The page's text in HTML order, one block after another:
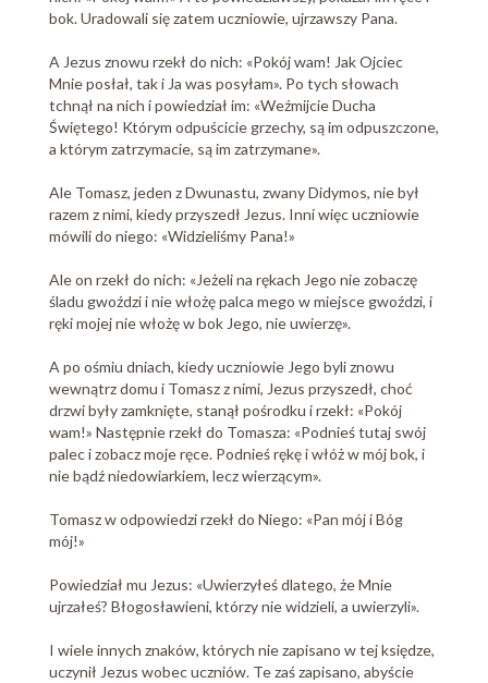
bok. Uradowali się zatem uczniowie, ujrzawszy Pana.
A Jezus znowu rzekł do nich: «Pokój wam! Jak Ojciec
Mnie posłał, tak i Ja was posyłam». Po tych słowach
tchnął na nich i powiedział im: «Weźmijcie Ducha
Świętego! Którym odpuścicie grzechy, są im odpuszczone,
a którym zatrzymacie, są im zatrzymane».
Ale Tomasz, jeden z Dwunastu, zwany Didymos, nie był
razem z nimi, kiedy przyszedł Jezus. Inni więc uczniowie
mówili do niego: «Widzieliśmy Pana!»
Ale on rzekł do nich: «Jeżeli na rękach Jego nie zobaczę
śladu gwoździ i nie włożę palca mego w miejsce gwoździ, i
ręki mojej nie włożę w bok Jego, nie uwierzę».
A po ośmiu dniach, kiedy uczniowie Jego byli znowu
wewnątrz domu i Tomasz z nimi, Jezus przyszedł, choć
drzwi były zamknięte, stanął pośrodku i rzekł: «Pokój
wam!» Następnie rzekł do Tomasza: «Podnieś tutaj swój
palec i zobacz moje ręce. Podnieś rękę i włóż w mój bok, i
nie bądź niedowiarkiem, lecz wierzącym».
Tomasz w odpowiedzi rzekł do Niego: «Pan mój i Bóg
mój!»
Powiedział mu Jezus: «Uwierzyłeś dlatego, że Mnie
ujrzałeś? Błogosławieni, którzy nie widzieli, a uwierzyli».
I wiele innych znaków, których nie zapisano w tej księdze,
uczynił Jezus wobec uczniów. Te zaś zapisano, abyście